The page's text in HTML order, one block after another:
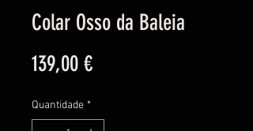
Colar Osso da Baleia
139,00 €Preço
Quantidade *